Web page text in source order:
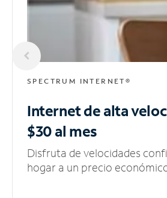
SPECTRUM INTERNET®
Internet de alta
$30 al mes
Disfruta de velocidades
hogar a un precio